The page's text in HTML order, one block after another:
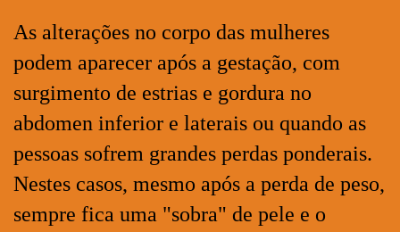
As alterações no corpo das mulheres
podem aparecer após a gestação, com
surgimento de estrias e gordura no
abdomen inferior e laterais ou quando as
pessoas sofrem grandes perdas ponderais.
Nestes casos, mesmo após a perda de peso,
sempre fica uma "sobra" de pele e o